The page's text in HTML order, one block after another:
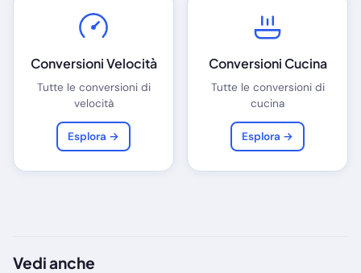
Conversioni Velocità
Tutte le conversioni di
velocità
Esplora →
Conversioni Cucina
Tutte le conversioni di
cucina
Esplora →
Vedi anche